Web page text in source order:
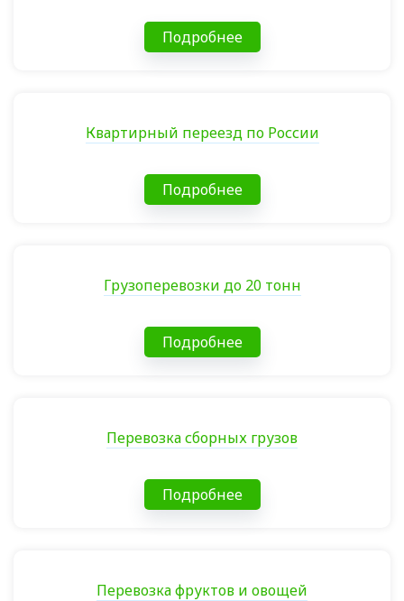
Подробнее
Квартирный переезд по России
Подробнее
Грузоперевозки до 20 тонн
Подробнее
Перевозка сборных грузов
Подробнее
Перевозка фруктов и овощей